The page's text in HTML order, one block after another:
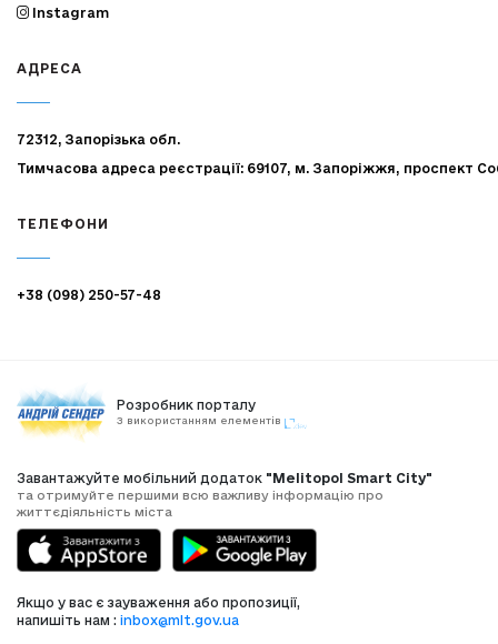
Instagram
АДРЕСА
72312, Запорізька обл.
Тимчасова адреса реєстрації: 69107, м. Запоріжжя, проспект
ТЕЛЕФОНИ
+38 (098) 250-57-48
Розробник порталу
З використанням елементів
Завантажуйте мобільний додаток "Melitopol Smart City"
та отримуйте першими всю важливу інформацію про
життєдіяльність міста
Якщо у вас є зауваження або пропозиції,
напишіть нам : inbox@mlt.gov.ua